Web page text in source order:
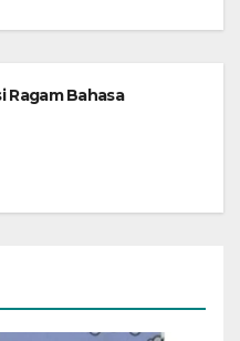
Ragam Bahasa